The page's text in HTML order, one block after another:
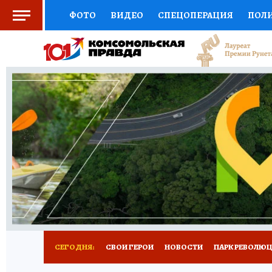
ФОТО ВИДЕО СПЕЦОПЕРАЦИЯ
СОЦПОДДЕРЖКА НАУКА СПОРТ
ВЫБОР ЭКСПЕРТОВ ДОКТОР
КНИЖНАЯ ПОЛКА ПРОГНОЗЫ НА СПОРТ
ПРЕСС-ЦЕНТР НЕДВИЖИМОСТЬ
ВСЕ О КП РАДИО КП РЕКЛАМА ТЕСТЫ
СЕГОДНЯ: СВОИ ГЕРОИ НОВОСТИ ПАРК